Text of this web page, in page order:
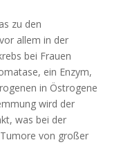
zu den
allem in der
bei Frauen
ein Enzym,
in Östrogene
wird der
was bei der
von großer